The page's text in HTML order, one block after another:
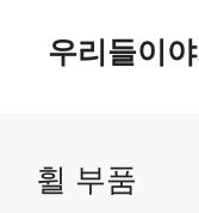
우리들이
휠 부품